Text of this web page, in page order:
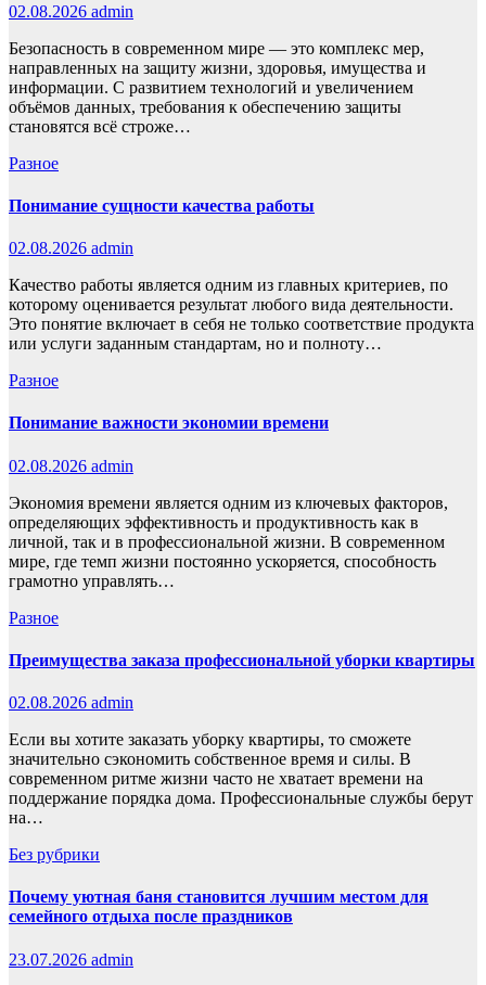
02.08.2026 admin
Безопасность в современном мире — это комплекс мер,
направленных на защиту жизни, здоровья, имущества и
информации. С развитием технологий и увеличением
объёмов данных, требования к обеспечению защиты
становятся всё строже…
Разное
Понимание сущности качества работы
02.08.2026 admin
Качество работы является одним из главных критериев, по
которому оценивается результат любого вида деятельности.
Это понятие включает в себя не только соответствие продукта
или услуги заданным стандартам, но и полноту…
Разное
Понимание важности экономии времени
02.08.2026 admin
Экономия времени является одним из ключевых факторов,
определяющих эффективность и продуктивность как в
личной, так и в профессиональной жизни. В современном
мире, где темп жизни постоянно ускоряется, способность
грамотно управлять…
Разное
Преимущества заказа профессиональной уборки квартиры
02.08.2026 admin
Если вы хотите заказать уборку квартиры, то сможете
значительно сэкономить собственное время и силы. В
современном ритме жизни часто не хватает времени на
поддержание порядка дома. Профессиональные службы берут
на…
Без рубрики
Почему уютная баня становится лучшим местом для
семейного отдыха после праздников
23.07.2026 admin